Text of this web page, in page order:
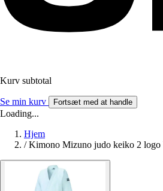
Kurv subtotal
Se min kurv Fortsæt med at handle
Loading...
Hjem
/ Kimono Mizuno judo keiko 2 logo